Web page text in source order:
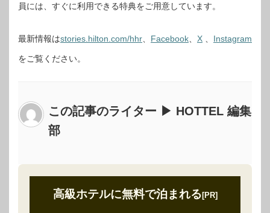
員には、すぐに利用できる特典をご用意しています。
最新情報はstories.hilton.com/hhr、 Facebook、 X 、 Instagram
をご覧ください。
この記事のライター ▶ HOTTEL 編集
部
高級ホテルに無料で泊まれる[PR]